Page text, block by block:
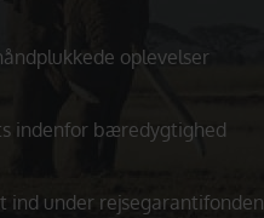
oplevelser
indenfor bæredygtighed
ind under rejsegarantifonden